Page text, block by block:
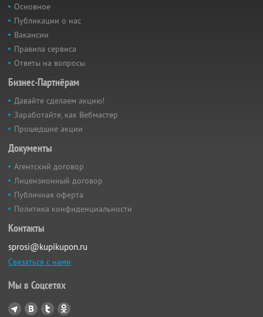
Основное
Публикации о нас
Вакансии
Правила сервиса
Ответы на вопросы
Бизнес-Партнёрам
Давайте сделаем акцию!
Заработайте, как Вебмастер
Прошедшие акции
Документы
Агентский договор
Лицензионный договор
Публичная оферта
Политика конфиденциальности
Контакты
sprosi@kupikupon.ru
Связаться с нами
Мы в Соцсетях